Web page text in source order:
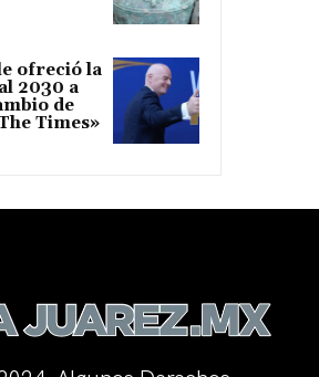
ofreció la
2030 a
de
Times»